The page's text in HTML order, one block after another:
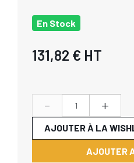
En Stock
131,82 € HT
- +
AJOUTER
AJOUTER À LA